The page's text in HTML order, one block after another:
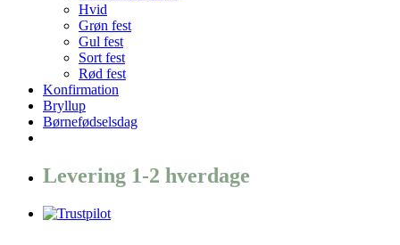
Hvid
Grøn fest
Gul fest
Sort fest
Rød fest
Konfirmation
Bryllup
Børnefødselsdag
Levering 1-2 hverdage